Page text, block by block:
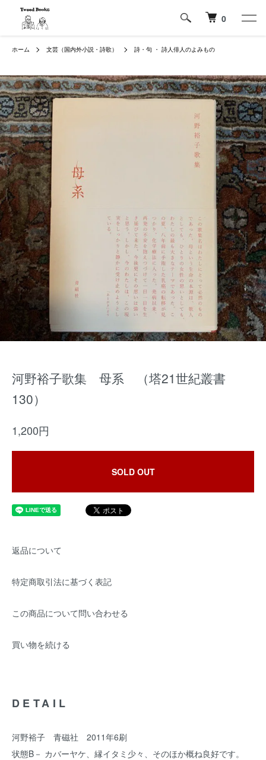
0
ホーム 文芸（国内外小説・詩歌） 詩・句 ・ 詩人俳人のよみもの
河野裕子歌集 母系 （塔21世紀叢書
130）
1,200円
SOLD OUT
返品について
特定商取引法に基づく表記
この商品について問い合わせる
買い物を続ける
DETAIL
河野裕子 青磁社 2011年6刷
状態B－ カバーヤケ、縁イタミ少々、そのほか概ね良好です。